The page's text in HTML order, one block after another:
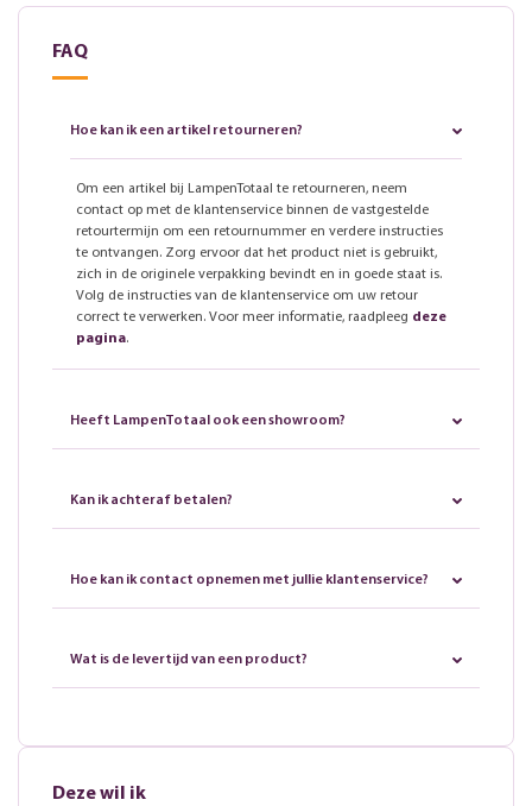
FAQ
Hoe kan ik een artikel retourneren?
Om een artikel bij LampenTotaal te retourneren, neem
contact op met de klantenservice binnen de vastgestelde
retourtermijn om een retournummer en verdere instructies
te ontvangen. Zorg ervoor dat het product niet is gebruikt,
zich in de originele verpakking bevindt en in goede staat is.
Volg de instructies van de klantenservice om uw retour
correct te verwerken. Voor meer informatie, raadpleeg deze
pagina.
Heeft LampenTotaal ook een showroom?
Kan ik achteraf betalen?
Hoe kan ik contact opnemen met jullie klantenservice?
Wat is de levertijd van een product?
Deze wil ik